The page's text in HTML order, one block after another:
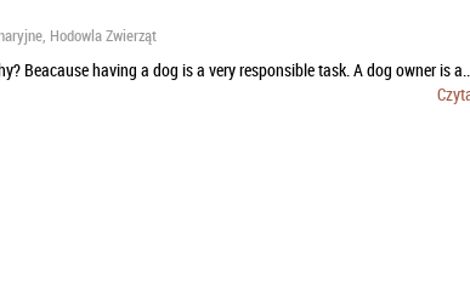
Hodowla Zwierząt
Beacause having a dog is a very responsible task. A dog owner is